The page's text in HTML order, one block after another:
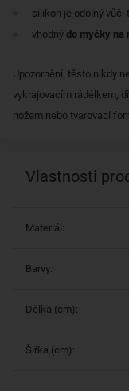
silikon je odolný vůči
vhodný do myčky na
Upozornění: těsto nikdy
vykrajovacím rádélkem,
nožem nebo tvarovací
Vlastnosti
Materiál:
Barvy:
Délka (cm):
Šířka (cm):